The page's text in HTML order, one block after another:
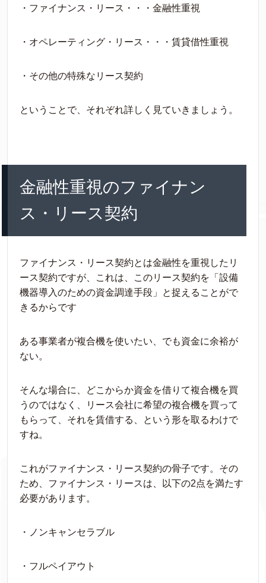
・ファイナンス・リース・・・金融性重視
・オペレーティング・リース・・・賃貸借性重視
・その他の特殊なリース契約
ということで、それぞれ詳しく見ていきましょう。
金融性重視のファイナン
ス・リース契約
ファイナンス・リース契約とは金融性を重視したリ
ース契約ですが、これは、このリース契約を「設備
機器導入のための資金調達手段」と捉えることがで
きるからです
ある事業者が複合機を使いたい、でも資金に余裕が
ない。
そんな場合に、どこからか資金を借りて複合機を買
うのではなく、リース会社に希望の複合機を買って
もらって、それを賃借する、という形を取るわけで
すね。
これがファイナンス・リース契約の骨子です。その
ため、ファイナンス・リースは、以下の2点を満たす
必要があります。
・ノンキャンセラブル
・フルペイアウト